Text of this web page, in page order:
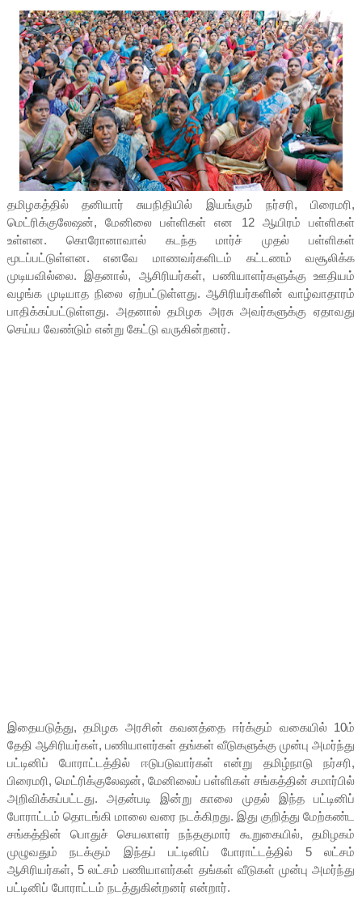
தமிழகத்தில் தனியார் சுயநிதியில் இயங்கும் நர்சரி, பிரைமரி,
மெட்ரிக்குலேஷன், மேனிலை பள்ளிகள் என 12 ஆயிரம் பள்ளிகள்
உள்ளன. கொரோனாவால் கடந்த மார்ச் முதல் பள்ளிகள்
மூடப்பட்டுள்ளன. எனவே மாணவர்களிடம் கட்டணம் வசூலிக்க
முடியவில்லை. இதனால், ஆசிரியர்கள், பணியாளர்களுக்கு ஊதியம்
வழங்க முடியாத நிலை ஏற்பட்டுள்ளது. ஆசிரியர்களின் வாழ்வாதாரம்
பாதிக்கப்பட்டுள்ளது. அதனால் தமிழக அரசு அவர்களுக்கு ஏதாவது
செய்ய வேண்டும் என்று கேட்டு வருகின்றனர்.
இதையடுத்து, தமிழக அரசின் கவனத்தை ஈர்க்கும் வகையில் 10ம்
தேதி ஆசிரியர்கள், பணியாளர்கள் தங்கள் வீடுகளுக்கு முன்பு அமர்ந்து
பட்டினிப் போராட்டத்தில் ஈடுபடுவார்கள் என்று தமிழ்நாடு நர்சரி,
பிரைமரி, மெட்ரிக்குலேஷன், மேனிலைப் பள்ளிகள் சங்கத்தின் சமார்பில்
அறிவிக்கப்பட்டது. அதன்படி இன்று காலை முதல் இந்த பட்டினிப்
போராட்டம் தொடங்கி மாலை வரை நடக்கிறது. இது குறித்து மேற்கண்ட
சங்கத்தின் பொதுச் செயலாளர் நந்தகுமார் கூறுகையில், தமிழகம்
முழுவதும் நடக்கும் இந்தப் பட்டினிப் போராட்டத்தில் 5 லட்சம்
ஆசிரியர்கள், 5 லட்சம் பணியாளர்கள் தங்கள் வீடுகள் முன்பு அமர்ந்து
பட்டினிப் போராட்டம் நடத்துகின்றனர் என்றார்.